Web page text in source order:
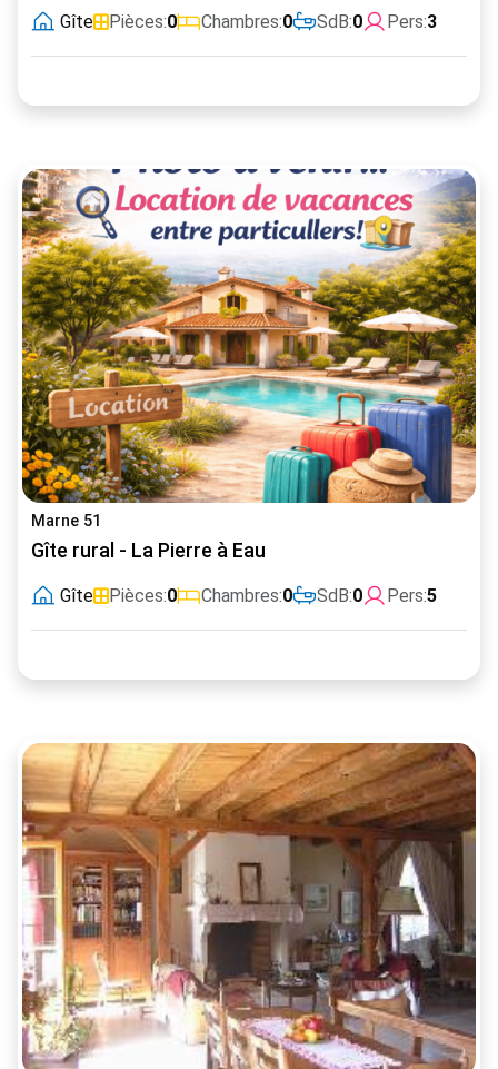
Gîte Pièces:0 Chambres:0 SdB:0 Pers:3
Marne 51
Gîte rural - La Pierre à Eau
Gîte Pièces:0 Chambres:0 SdB:0 Pers:5